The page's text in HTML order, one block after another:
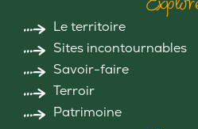
Le territoire
Sites incontournables
Savoir-faire
Terroir
Patrimoine